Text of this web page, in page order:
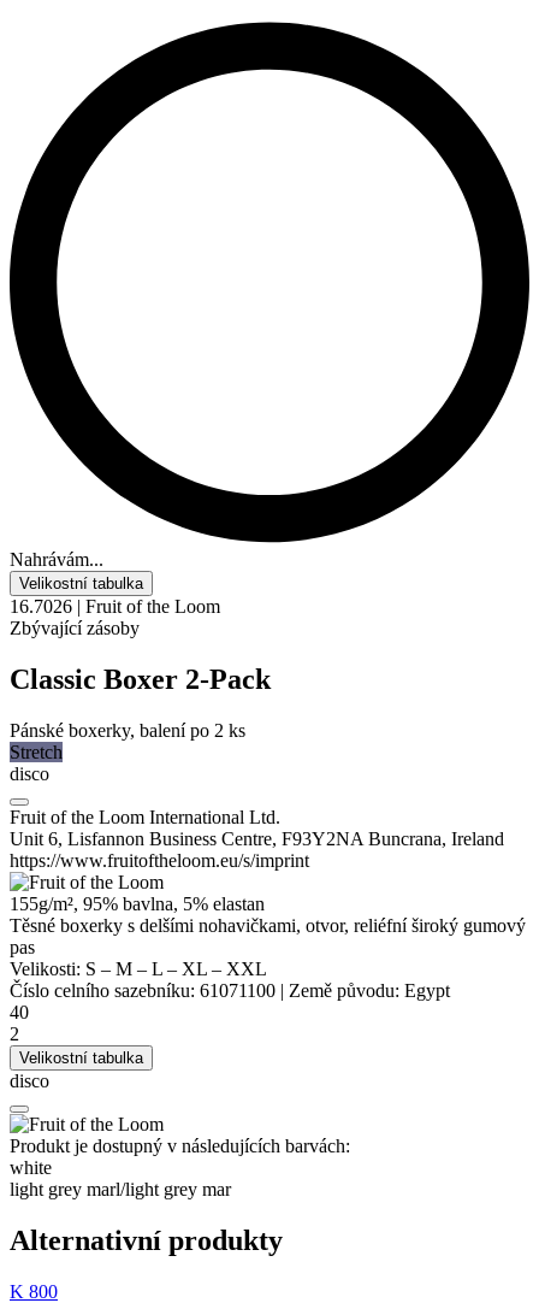
Nahrávám...
Velikostní tabulka
16.7026 | Fruit of the Loom
Zbývající zásoby
Classic Boxer 2-Pack
Pánské boxerky, balení po 2 ks
Stretch
disco
Fruit of the Loom International Ltd.
Unit 6, Lisfannon Business Centre, F93Y2NA Buncrana, Ireland
https://www.fruitoftheloom.eu/s/imprint
155g/m², 95% bavlna, 5% elastan
Těsné boxerky s delšími nohavičkami, otvor, reliéfní široký gumový
pas
Velikosti: S – M – L – XL – XXL
Číslo celního sazebníku: 61071100 | Země původu: Egypt
40
2
Velikostní tabulka
disco
Produkt je dostupný v následujících barvách:
white
light grey marl/​light grey mar
Alternativní produkty
K 800